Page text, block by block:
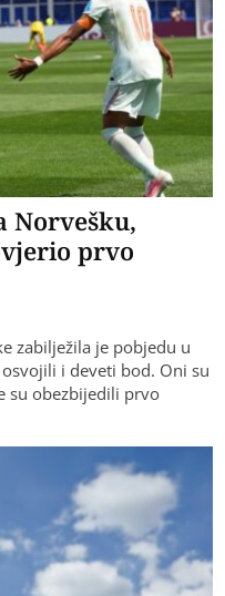
Norvešku,
prvo
zabilježila je pobjedu u
i deveti bod. Oni su
su obezbijedili prvo